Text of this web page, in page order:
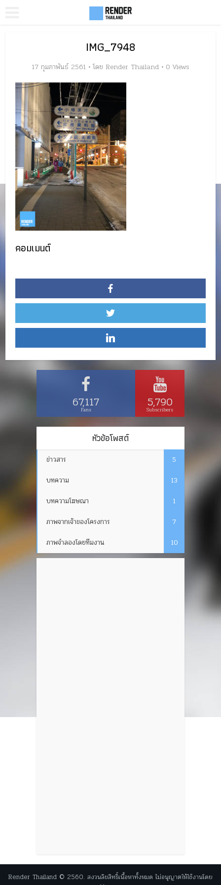
IMG_7948
17 กุมภาพันธ์ 2561 โดย Render Thailand 0 Views
คอมเมนต์
67,117
Fans 5,790
Subscribers
หัวข้อโพสต์
ข่าวสาร
5
บทความ
13
บทความโฆษณา
1
ภาพจากเจ้าของโครงการ
7
ภาพจำลองโดยทีมงาน
10
Render Thailand © 2560. สงวนลิขสิทธิ์เนื้อหาทั้งหมด ไม่อนุญาตให้ใช้งานโดย